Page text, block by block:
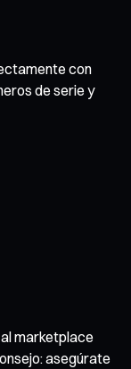
con
de serie y
marketplace
asegúrate